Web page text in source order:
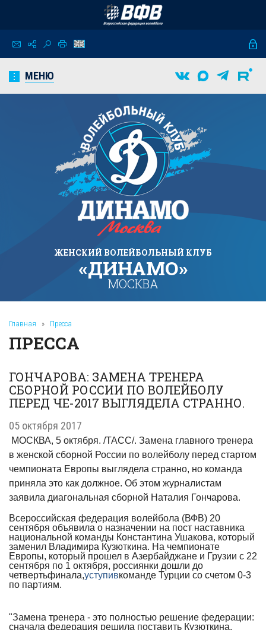
МЕНЮ
ЖЕНСКИЙ ВОЛЕЙБОЛЬНЫЙ КЛУБ
«ДИНАМО»
МОСКВА
Главная » Пресса
ПРЕССА
ГОНЧАРОВА: ЗАМЕНА ТРЕНЕРА
СБОРНОЙ РОССИИ ПО ВОЛЕЙБОЛУ
ПЕРЕД ЧЕ-2017 ВЫГЛЯДЕЛА СТРАННО.
05 октября 2017
МОСКВА, 5 октября. /ТАСС/. Замена главного тренера
в женской сборной России по волейболу перед стартом
чемпионата Европы выглядела странно, но команда
приняла это как должное. Об этом журналистам
заявила диагональная сборной Наталия Гончарова.
Всероссийская федерация волейбола (ВФВ) 20
сентября объявила о назначении на пост наставника
национальной команды Константина Ушакова, который
заменил Владимира Кузюткина. На чемпионате
Европы, который прошел в Азербайджане и Грузии с 22
сентября по 1 октября, россиянки дошли до
четвертьфинала,уступивкоманде Турции со счетом 0-3
по партиям.
"Замена тренера - это полностью решение федерации:
сначала федерация решила поставить Кузюткина,